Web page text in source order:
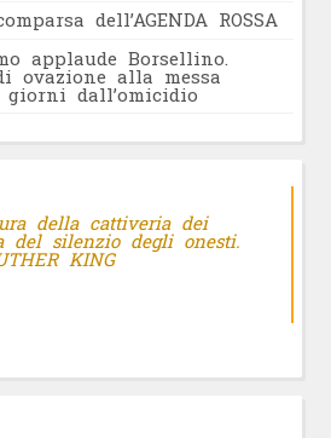
dell’AGENDA ROSSA
applaude Borsellino.
ovazione alla messa
giorni dall’omicidio
della cattiveria dei
del silenzio degli onesti.
KING